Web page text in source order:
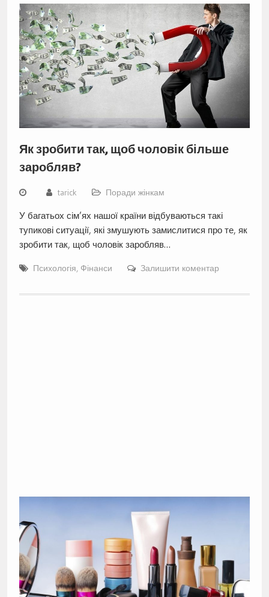
Як зробити так, щоб чоловік більше
заробляв?
tarick Поради жінкам
У багатьох сім’ях нашої країни відбуваються такі
тупикові ситуації, які змушують замислитися про те, як
зробити так, щоб чоловік заробляв…
Психологія, Фінанси Залишити коментар